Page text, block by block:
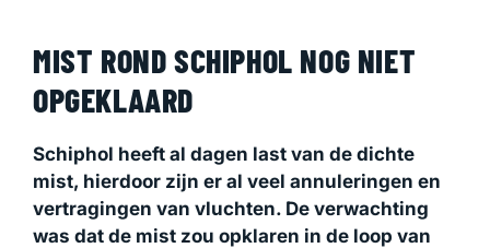
MIST ROND SCHIPHOL NOG NIET
OPGEKLAARD
Schiphol heeft al dagen last van de dichte
mist, hierdoor zijn er al veel annuleringen en
vertragingen van vluchten. De verwachting
was dat de mist zou opklaren in de loop van